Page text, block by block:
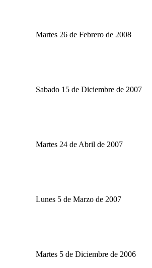
Martes 26 de Febrero de 2008
Sabado 15 de Diciembre de 2007
Martes 24 de Abril de 2007
Lunes 5 de Marzo de 2007
Martes 5 de Diciembre de 2006